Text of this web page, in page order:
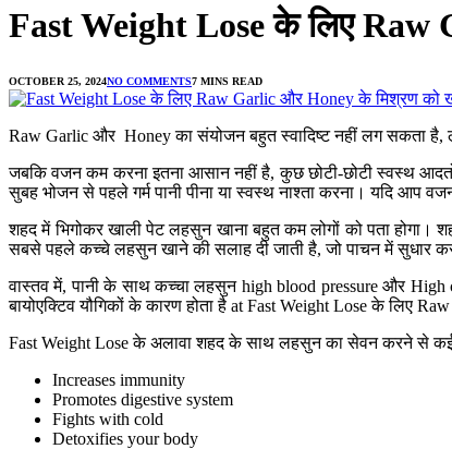
Fast Weight Lose के लिए Raw
OCTOBER 25, 2024NO COMMENTS7 MINS READ
Raw Garlic और Honey का संयोजन बहुत स्वादिष्ट नहीं लग सकता
जबकि वजन कम करना इतना आसान नहीं है, कुछ छोटी-छोटी स्वस्थ
सुबह भोजन से पहले गर्म पानी पीना या स्वस्थ नाश्ता करना। यदि आप
शहद में भिगोकर खाली पेट लहसुन खाना बहुत कम लोगों को पता
सबसे पहले कच्चे लहसुन खाने की सलाह दी जाती है, जो पाचन में सुधार
वास्तव में, पानी के साथ कच्चा लहसुन high blood pressure और
बायोएक्टिव यौगिकों के कारण होता है at Fast Weight Lose के लिए
Fast Weight Lose के अलावा शहद के साथ लहसुन का सेवन करने से कई
Increases immunity
Promotes digestive system
Fights with cold
Detoxifies your body